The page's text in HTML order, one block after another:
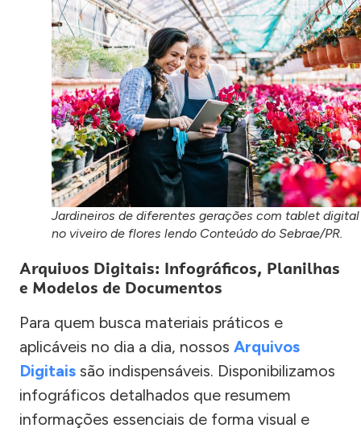
Jardineiros de diferentes gerações com tablet digital
no viveiro de flores lendo Conteúdo do Sebrae/PR.
Arquivos Digitais: Infográficos, Planilhas
e Modelos de Documentos
Para quem busca materiais práticos e
aplicáveis no dia a dia, nossos Arquivos
Digitais são indispensáveis. Disponibilizamos
infográficos detalhados que resumem
informações essenciais de forma visual e